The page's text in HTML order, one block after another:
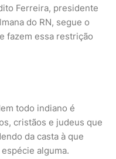
Ferreira, presidente
do RN, segue o
fazem essa restrição
todo indiano é
cristãos e judeus que
da casta à que
alguma.